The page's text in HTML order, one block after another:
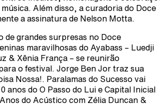
Além disso, a curadoria do Doce
a assinatura de Nelson Motta.
de grandes surpresas no Doce
maravilhosas do Ayabass – Luedji
& Xênia França – se reunirão
o festival. Jorge Ben Jor traz sua
Nossa!. Paralamas do Sucesso vai
anos do O Passo do Lui e Capital Inicial
do Acústico com Zélia Duncan &